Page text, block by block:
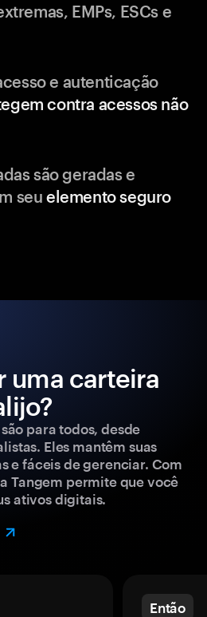
EMPs, ESCs e
e autenticação
contra acessos não
são geradas e
seu elemento seguro
uma carteira
para todos, desde
Eles mantêm suas
e fáceis de gerenciar. Com
Tangem permite que você
ativos digitais.
Então